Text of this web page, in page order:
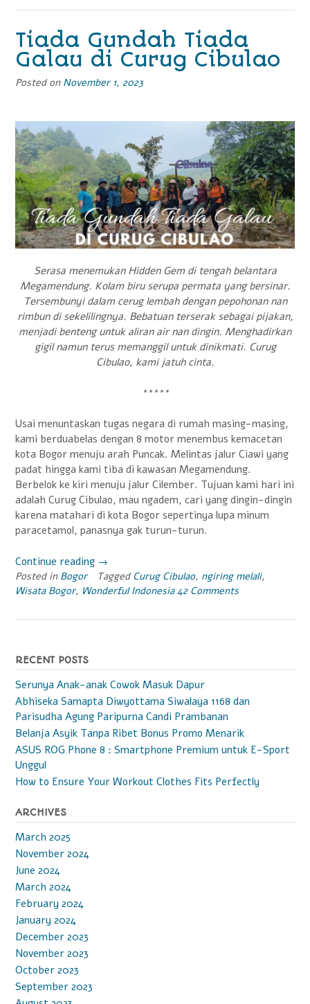
Yang
Menyiapkan
ASIP
dengan
ASI
Tiada Gundah Tiada
Galau di Curug Cibulao
Posted on November 1, 2023
Serasa menemukan Hidden Gem di tengah belantara
Megamendung. Kolam biru serupa permata yang bersinar.
Tersembunyi dalam cerug lembah dengan pepohonan nan
rimbun di sekelilingnya. Bebatuan terserak sebagai pijakan,
menjadi benteng untuk aliran air nan dingin. Menghadirkan
gigil namun terus memanggil untuk dinikmati. Curug
Cibulao, kami jatuh cinta.
*****
Usai menuntaskan tugas negara di rumah masing-masing,
kami berduabelas dengan 8 motor menembus kemacetan
kota Bogor menuju arah Puncak. Melintas jalur Ciawi yang
padat hingga kami tiba di kawasan Megamendung.
Berbelok ke kiri menuju jalur Cilember. Tujuan kami hari ini
adalah Curug Cibulao, mau ngadem, cari yang dingin-dingin
karena matahari di kota Bogor sepertinya lupa minum
paracetamol, panasnya gak turun-turun.
Continue reading “Tiada
Gundah
Tiada
di
→
Posted in Bogor Tagged Curug Cibulao, ngiring melali,
Wisata Bogor, Wonderful Indonesia 42 Comments
RECENT POSTS
Serunya Anak-anak Cowok Masuk Dapur
Abhiseka Samapta Diwyottama Siwalaya 1168 dan
Parisudha Agung Paripurna Candi Prambanan
Belanja Asyik Tanpa Ribet Bonus Promo Menarik
ASUS ROG Phone 8 : Smartphone Premium untuk E-Sport
Unggul
How to Ensure Your Workout Clothes Fits Perfectly
ARCHIVES
March 2025
November 2024
June 2024
March 2024
February 2024
January 2024
December 2023
November 2023
October 2023
September 2023